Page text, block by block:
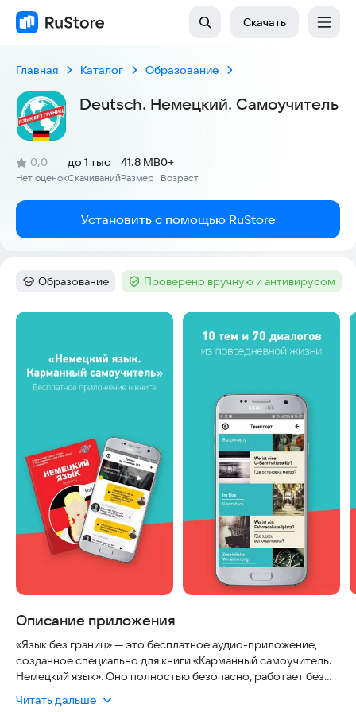
Скачать
Главная Каталог Образование
Deutsch. Немецкий. Самоучитель
Рейтинг:
0,0
(
Нет оценок
)
Скачиваний
до 1 тыс
Размер
41.8 MB
Возраст
0+
Установить с помощью RuStore
Категория:
Образование Тег :Проверено вручную и антивирусом
Скриншоты
Описание приложения
«Язык без границ» — это бесплатное аудио-приложение,
созданное специально для книги «Карманный самоучитель.
Немецкий язык». Оно полностью безопасно, работает без
регулярным обновлениям контента. Приложение
Читать дальше